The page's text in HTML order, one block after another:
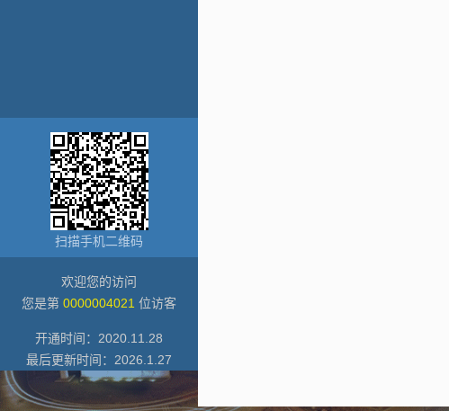
扫描手机二维码
欢迎您的访问
您是第 0000004021 位访客
开通时间： 2020 11 28
最后更新时间： 2026 1 27